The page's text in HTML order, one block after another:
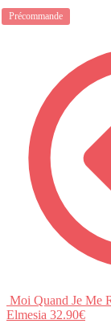
Précommande
Moi Quand Je Me
Elmesia 32.90€